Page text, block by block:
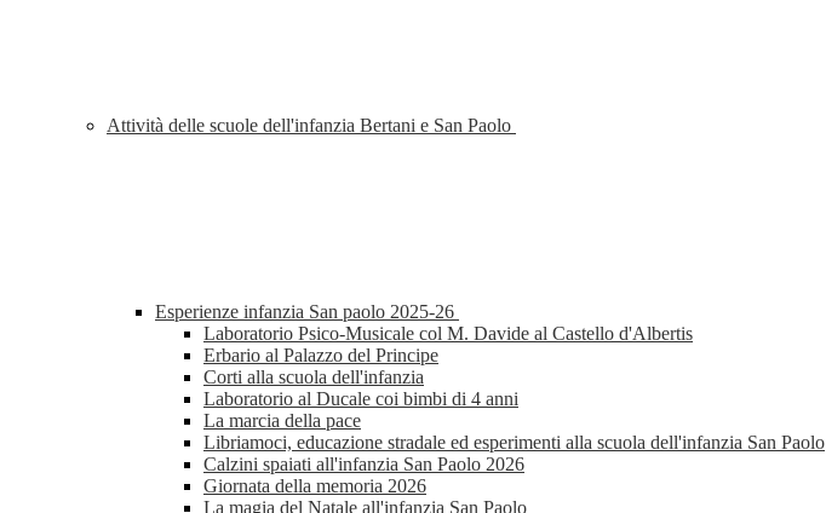
Attività delle scuole dell'infanzia Bertani e San Paolo
Esperienze infanzia San paolo 2025-26
Laboratorio Psico-Musicale col M. Davide al Castello d'Albertis
Erbario al Palazzo del Principe
Corti alla scuola dell'infanzia
Laboratorio al Ducale coi bimbi di 4 anni
La marcia della pace
Libriamoci, educazione stradale ed esperimenti alla scuola dell'infanzia San Paolo
Calzini spaiati all'infanzia San Paolo 2026
Giornata della memoria 2026
La magia del Natale all'infanzia San Paolo